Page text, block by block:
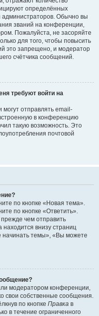
определённых
Обычно вы
званий на конференции,
Пожалуйста, не засоряйте
для того, чтобы повысить
это запрещено, и модератор
счётчика сообщений.
требуют войти на
могут отправлять email-
в конференцию
такую возможность. Это
почтовой
по кнопке «Новая тема».
по кнопке «Ответить».
чем отправить
внизу страниц
темы», «Вы можете
модератором конференции,
свои собственные сообщения.
по кнопке Правка в
в течение ограниченного